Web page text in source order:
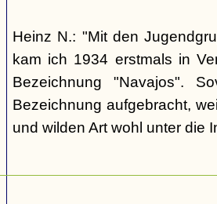
Heinz N.: "Mit den
kam ich 1934 erstmals in
Bezeichnung "Navajos".
Bezeichnung aufgebracht,
und wilden Art wohl unter die